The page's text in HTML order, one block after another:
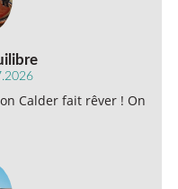
Calder fait rêver ! On